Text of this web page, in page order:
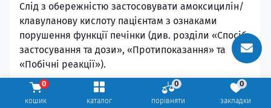
каталог порівняти
0
закладки
0
кошик
0
Слід з обережністю застосовувати амоксицилін/
клавуланову кислоту пацієнтам з ознаками
порушення функції печінки (див. розділи «Спосіб
застосування та дози», «Протипоказання» та
«Побічні реакції»).
Повідомлялося про ускладнення з боку печінки
переважно у чоловіків та пацієнтів літнього віку,